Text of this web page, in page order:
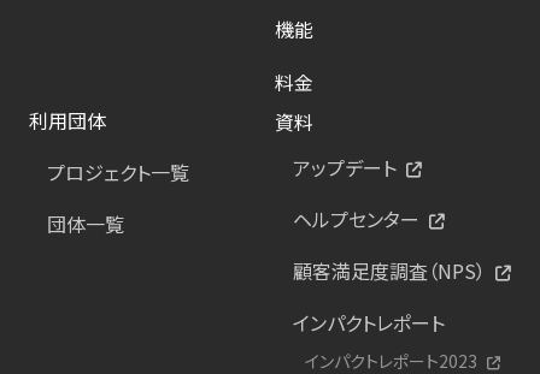
機能
料金
利用団体
プロジェクト一覧
団体一覧
資料
アップデート
ヘルプセンター
顧客満足度調査（NPS）
インパクトレポート
インパクトレポート2023